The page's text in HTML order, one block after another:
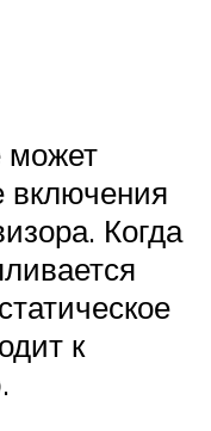
может
включения
Когда
к